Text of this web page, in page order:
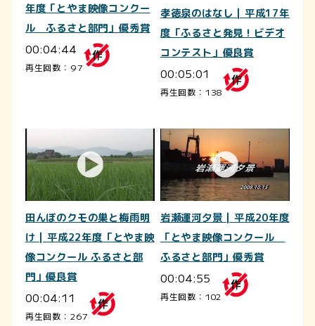
年度「とやま映像コンクー
ル ふるさと部門」優秀賞
00:04:44
再生回数：97
孝徳泉のはなし | 平成17年
度「ふるさと発見！ビデオ
コンテスト」優良賞
00:05:01
再生回数：138
田んぼのクモの巣と梅雨明
け | 平成22年度「とやま映
像コンクール ふるさと部
門」優良賞
00:04:11
再生回数：267
岩瀬運河夕景 | 平成20年度
「とやま映像コンクール
ふるさと部門」優秀賞
00:04:55
再生回数：102